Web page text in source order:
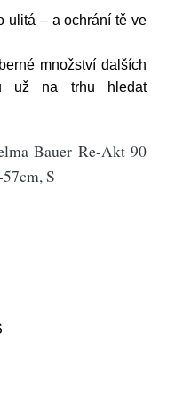
ulitá – a ochrání tě ve
množství dalších
už na trhu hledat
Bauer Re-Akt 90
S